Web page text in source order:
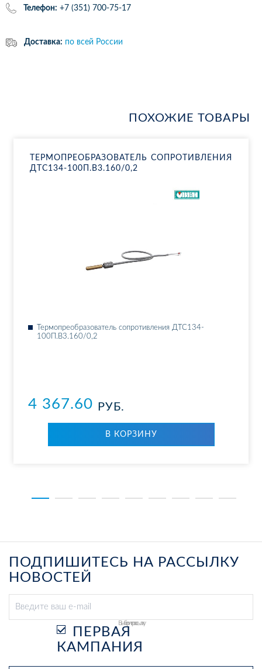
Телефон: +7 (351) 700-75-17
Доставка: по всей России
ПОХОЖИЕ ТОВАРЫ
ТЕР­МО­ПРЕ­ОБ­РА­ЗО­ВА­ТЕЛЬ СО­ПРО­ТИВ­ЛЕ­НИЯ
ДТ­С134-100П.В3.160/0,2
Тер­мо­пре­об­ра­зо­ва­тель со­про­тив­ле­ния ДТ­С134-
100П.В3.160/0,2
4 367.60 РУБ.
В КОР­ЗИ­НУ
ПОДПИШИТЕСЬ НА РАССЫЛКУ
НОВОСТЕЙ
Выберите рассылку
ПЕРВАЯ
КАМПАНИЯ